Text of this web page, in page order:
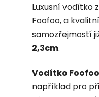
Luxusní vodítko
Foofoo, a
samozřejmostí
2,3cm.
Vodítko
například pro